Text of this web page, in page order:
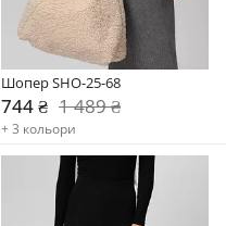
Шопер SHO-25-68
744 ₴ 1 489 ₴
+ 3 кольори